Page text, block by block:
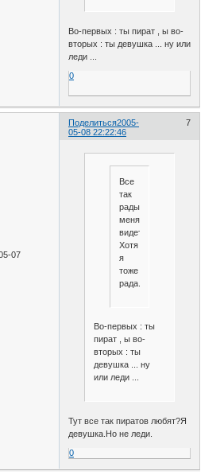
Во-первых : ты пират , ы во-
вторых : ты девушка ... ну или
леди ...
0
Поделиться 7
2005-
05-08 22:22:46
07
Все
так
рады
меня
Хотя
я
тоже
рада.
Во-первых : ты
пират , ы во-
вторых : ты
девушка ... ну
или леди ...
Тут все так пиратов любят?Я
девушка.Но не леди.
0